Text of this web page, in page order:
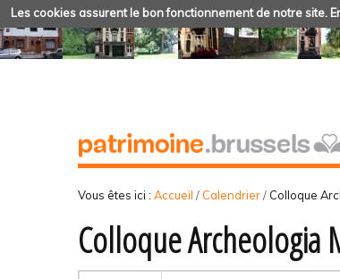
Les cookies assurent le bon fonctionnement de notre site.
Vous êtes ici : Accueil / Calendrier/ Colloque
Colloque Archeologia